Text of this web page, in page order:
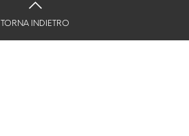
TORNA INDIETRO